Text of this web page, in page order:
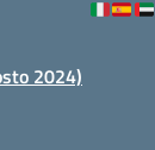
2024)